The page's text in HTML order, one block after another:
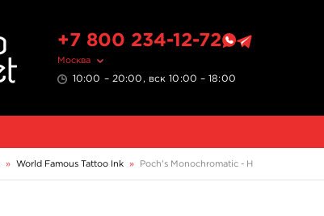
+7 800 234-12-72
Москва
10:00 – 20:00, вск 10:00 – 18:00
» World Famous Tattoo Ink » Poch's Monochromatic - H